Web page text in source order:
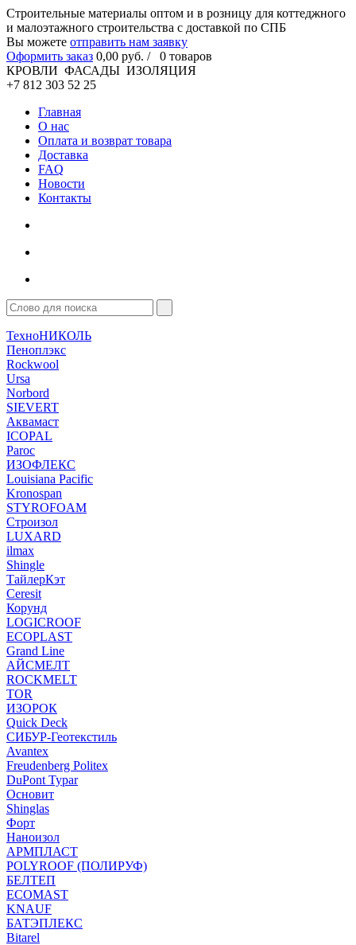
Cтроительные материалы оптом и в розницу для коттеджного
и малоэтажного строительства с доставкой по СПБ
Вы можете отправить нам заявку
Оформить заказ 0,00 руб. / 0 товаров
КРОВЛИ ФАСАДЫ ИЗОЛЯЦИЯ
+7 812 303 52 25
Главная
О нас
Оплата и возврат товара
Доставка
FAQ
Новости
Контакты
ТехноНИКОЛЬ
Пеноплэкс
Rockwool
Ursa
Norbord
SIEVERT
Аквамаст
ICOPAL
Paroc
ИЗОФЛЕКС
Louisiana Pacific
Kronospan
STYROFOAM
Строизол
LUXARD
ilmax
Shingle
ТайлерКэт
Ceresit
Корунд
LOGICROOF
ECOPLAST
Grand Line
АЙСМЕЛТ
ROCKMELT
TOR
ИЗОРОК
Quick Deck
СИБУР-Геотекстиль
Avantex
Freudenberg Politex
DuPont Typar
Основит
Shinglas
Форт
Наноизол
АРМПЛАСТ
POLYROOF (ПОЛИРУФ)
БЕЛТЕП
ECOMAST
KNAUF
БАТЭПЛЕКС
Bitarel